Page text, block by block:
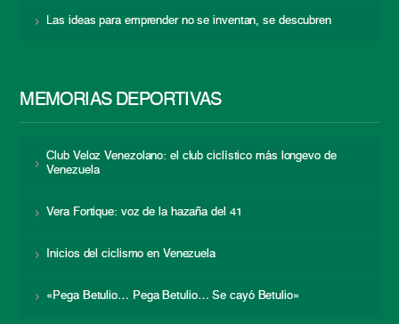
Las ideas para emprender no se inventan, se descubren
MEMORIAS DEPORTIVAS
Club Veloz Venezolano: el club ciclístico más longevo de
Venezuela
Vera Fortique: voz de la hazaña del 41
Inicios del ciclismo en Venezuela
«Pega Betulio… Pega Betulio… Se cayó Betulio»